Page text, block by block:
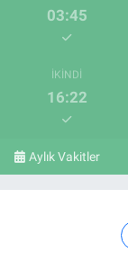
03:45
İKINDI
16:22
Aylık Vakitler